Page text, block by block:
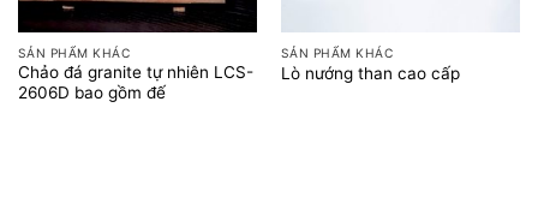
SẢN PHẨM KHÁC
Chảo đá granite tự nhiên LCS-
2606D bao gồm đế
SẢN PHẨM KHÁC
Lò nướng than cao cấp